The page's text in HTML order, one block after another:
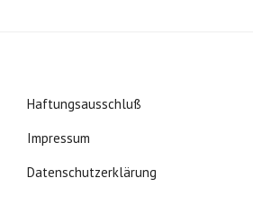
Haftungsausschluß
Impressum
Datenschutzerklärung